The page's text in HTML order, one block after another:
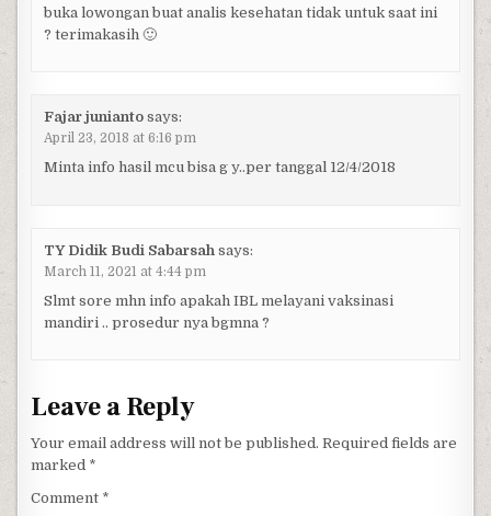
buka lowongan buat analis kesehatan tidak untuk saat ini
? terimakasih 🙂
Fajar junianto says:
April 23, 2018 at 6:16 pm
Minta info hasil mcu bisa g y..per tanggal 12/4/2018
TY Didik Budi Sabarsah says:
March 11, 2021 at 4:44 pm
Slmt sore mhn info apakah IBL melayani vaksinasi
mandiri .. prosedur nya bgmna ?
Leave a Reply
Your email address will not be published. Required fields are
marked *
Comment *